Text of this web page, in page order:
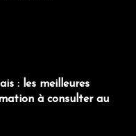
: les meilleures
à consulter au